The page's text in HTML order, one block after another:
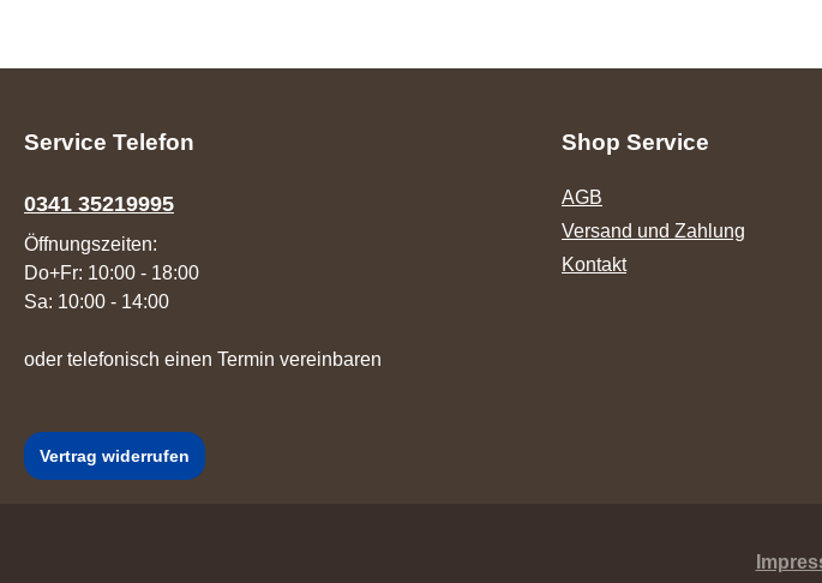
Service Telefon
0341 35219995
Öffnungszeiten:
Do+Fr: 10:00 - 18:00
Sa: 10:00 - 14:00
oder telefonisch einen Termin vereinbaren
Vertrag widerrufen
Shop Service
AGB
Versand und Zahlung
Kontakt